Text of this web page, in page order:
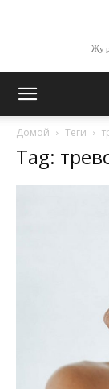
Домой Теги
Tag: